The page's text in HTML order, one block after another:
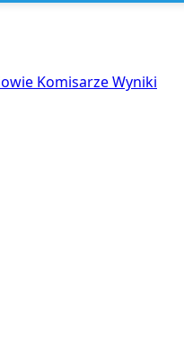
KomisarzeWyniki